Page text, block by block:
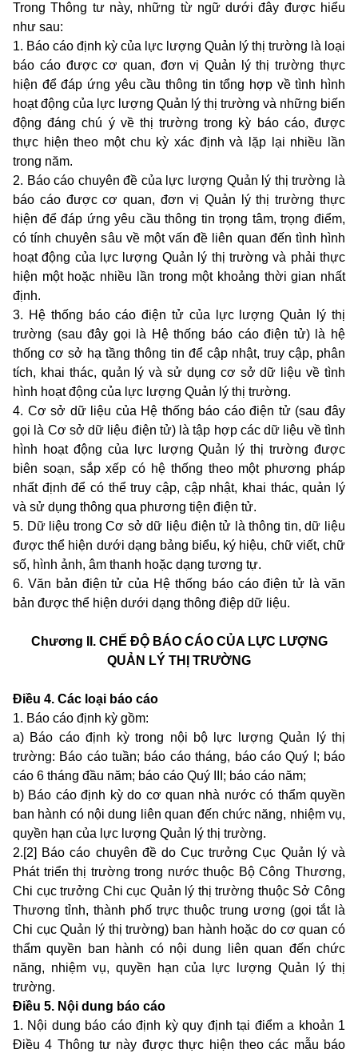
Trong Thông tư này, những từ ngữ dưới đây được hiểu
như sau:
1. Báo cáo định kỳ của lực lượng Quản lý thị trường là loại
báo cáo được cơ quan, đơn vị Quản lý thị trường thực
hiện để đáp ứng yêu cầu thông tin tổng hợp về tình hình
hoạt động của lực lượng Quản lý thị trường và những biến
động đáng chú ý về thị trường trong kỳ báo cáo, được
thực hiện theo một chu kỳ xác định và lặp lại nhiều lần
trong năm.
2. Báo cáo chuyên đề của lực lượng Quản lý thị trường là
báo cáo được cơ quan, đơn vị Quản lý thị trường thực
hiện để đáp ứng yêu cầu thông tin trọng tâm, trọng điểm,
có tính chuyên sâu về một vấn đề liên quan đến tình hình
hoạt động của lực lượng Quản lý thị trường và phải thực
hiện một hoặc nhiều lần trong một khoảng thời gian nhất
định.
3. Hệ thống báo cáo điện tử của lực lượng Quản lý thị
trường (sau đây gọi là Hệ thống báo cáo điện tử) là hệ
thống cơ sở hạ tầng thông tin để cập nhật, truy cập, phân
tích, khai thác, quản lý và sử dụng cơ sở dữ liệu về tình
hình hoạt động của lực lượng Quản lý thị trường.
4. Cơ sở dữ liệu của Hệ thống báo cáo điện tử (sau đây
gọi là Cơ sở dữ liệu điện tử) là tập hợp các dữ liệu về tình
hình hoạt động của lực lượng Quản lý thị trường được
biên soạn, sắp xếp có hệ thống theo một phương pháp
nhất định để có thể truy cập, cập nhật, khai thác, quản lý
và sử dụng thông qua phương tiện điện tử.
5. Dữ liệu trong Cơ sở dữ liệu điện tử là thông tin, dữ liệu
được thể hiện dưới dạng bảng biểu, ký hiệu, chữ viết, chữ
số, hình ảnh, âm thanh hoặc dạng tương tự.
6. Văn bản điện tử của Hệ thống báo cáo điện tử là văn
bản được thể hiện dưới dạng thông điệp dữ liệu.
Chương II. CHẾ ĐỘ BÁO CÁO CỦA LỰC LƯỢNG
QUẢN LÝ THỊ TRƯỜNG
Điều 4. Các loại báo cáo
1. Báo cáo định kỳ gồm:
a) Báo cáo định kỳ trong nội bộ lực lượng Quản lý thị
trường: Báo cáo tuần; báo cáo tháng, báo cáo Quý I; báo
cáo 6 tháng đầu năm; báo cáo Quý III; báo cáo năm;
b) Báo cáo định kỳ do cơ quan nhà nước có thẩm quyền
ban hành có nội dung liên quan đến chức năng, nhiệm vụ,
quyền hạn của lực lượng Quản lý thị trường.
2.[2] Báo cáo chuyên đề do Cục trưởng Cục Quản lý và
Phát triển thị trường trong nước thuộc Bộ Công Thương,
Chi cục trưởng Chi cục Quản lý thị trường thuộc Sở Công
Thương tỉnh, thành phố trực thuộc trung ương (gọi tắt là
Chi cục Quản lý thị trường) ban hành hoặc do cơ quan có
thẩm quyền ban hành có nội dung liên quan đến chức
năng, nhiệm vụ, quyền hạn của lực lượng Quản lý thị
trường.
Điều 5. Nội dung báo cáo
1. Nội dung báo cáo định kỳ quy định tại điểm a khoản 1
Điều 4 Thông tư này được thực hiện theo các mẫu báo